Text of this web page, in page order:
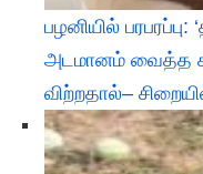
பழனியில்
அடமானம் வைத்த
விற்றதால்–